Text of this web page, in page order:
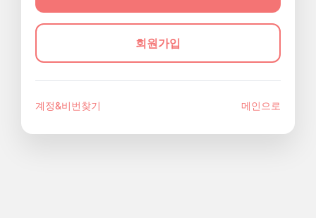
회원가입
계정&비번찾기 메인으로